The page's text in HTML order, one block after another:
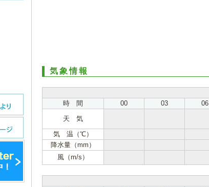
気象情報
時 間
00 03 06
天 気
気 温（℃）
降水量（mm）
風（m/s）